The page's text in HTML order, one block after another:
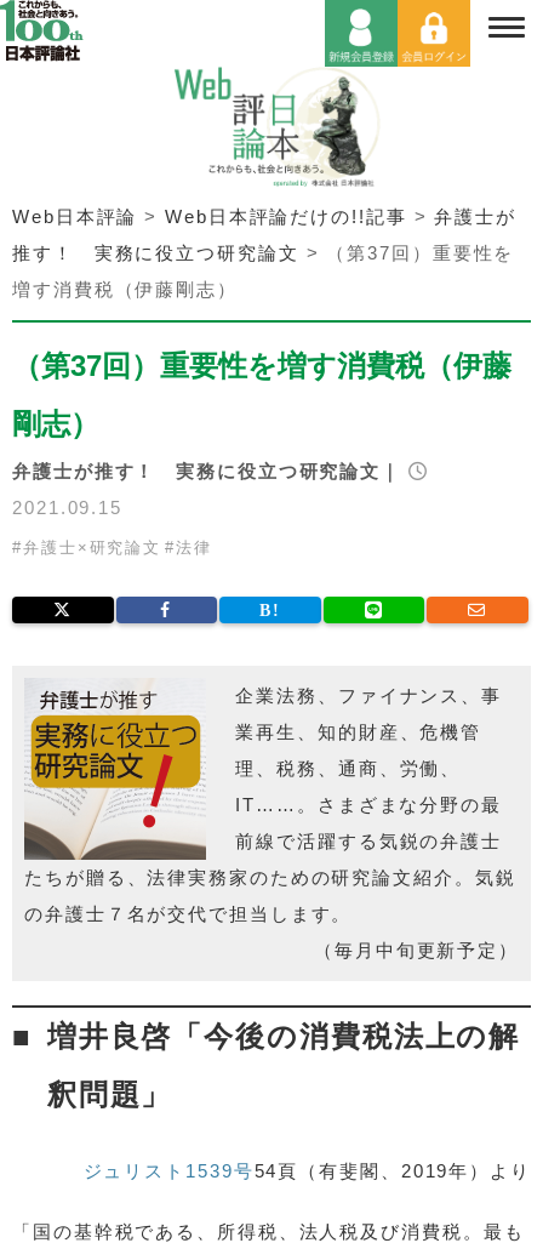
Web日本評論 >Web日本評論だけの!!記事 >弁護士が
推す！ 実務に役立つ研究論文 >
（第37回）重要性を
増す消費税（伊藤剛志）
（第37回）重要性を増す消費税（伊藤
剛志）
弁護士が推す！ 実務に役立つ研究論文｜
2021.09.15
#弁護士×研究論文 #法律
企業法務、ファイナンス、事
業再生、知的財産、危機管
理、税務、通商、労働、
IT……。さまざまな分野の最
前線で活躍する気鋭の弁護士
たちが贈る、法律実務家のための研究論文紹介。気鋭
の弁護士７名が交代で担当します。
（毎月中旬更新予定）
増井良啓「今後の消費税法上の解
釈問題」
ジュリスト1539号54頁（有斐閣、2019年）より
「国の基幹税である、所得税、法人税及び消費税。最も